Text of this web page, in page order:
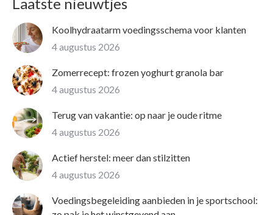
Laatste nieuwtjes
Koolhydraatarm voedingsschema voor klanten
4 augustus 2026
Zomerrecept: frozen yoghurt granola bar
4 augustus 2026
Terug van vakantie: op naar je oude ritme
4 augustus 2026
Actief herstel: meer dan stilzitten
4 augustus 2026
Voedingsbegeleiding aanbieden in je sportschool: